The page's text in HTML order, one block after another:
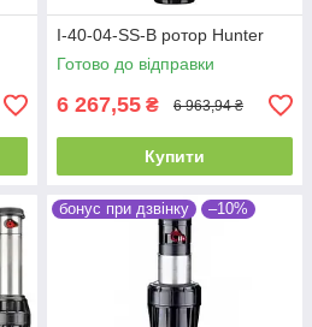
I-40-04-SS-B ротор Hunter
Готово до відправки
6 267,55 ₴ 6 963,94 ₴
Купити
бонус при дзвінку –10%